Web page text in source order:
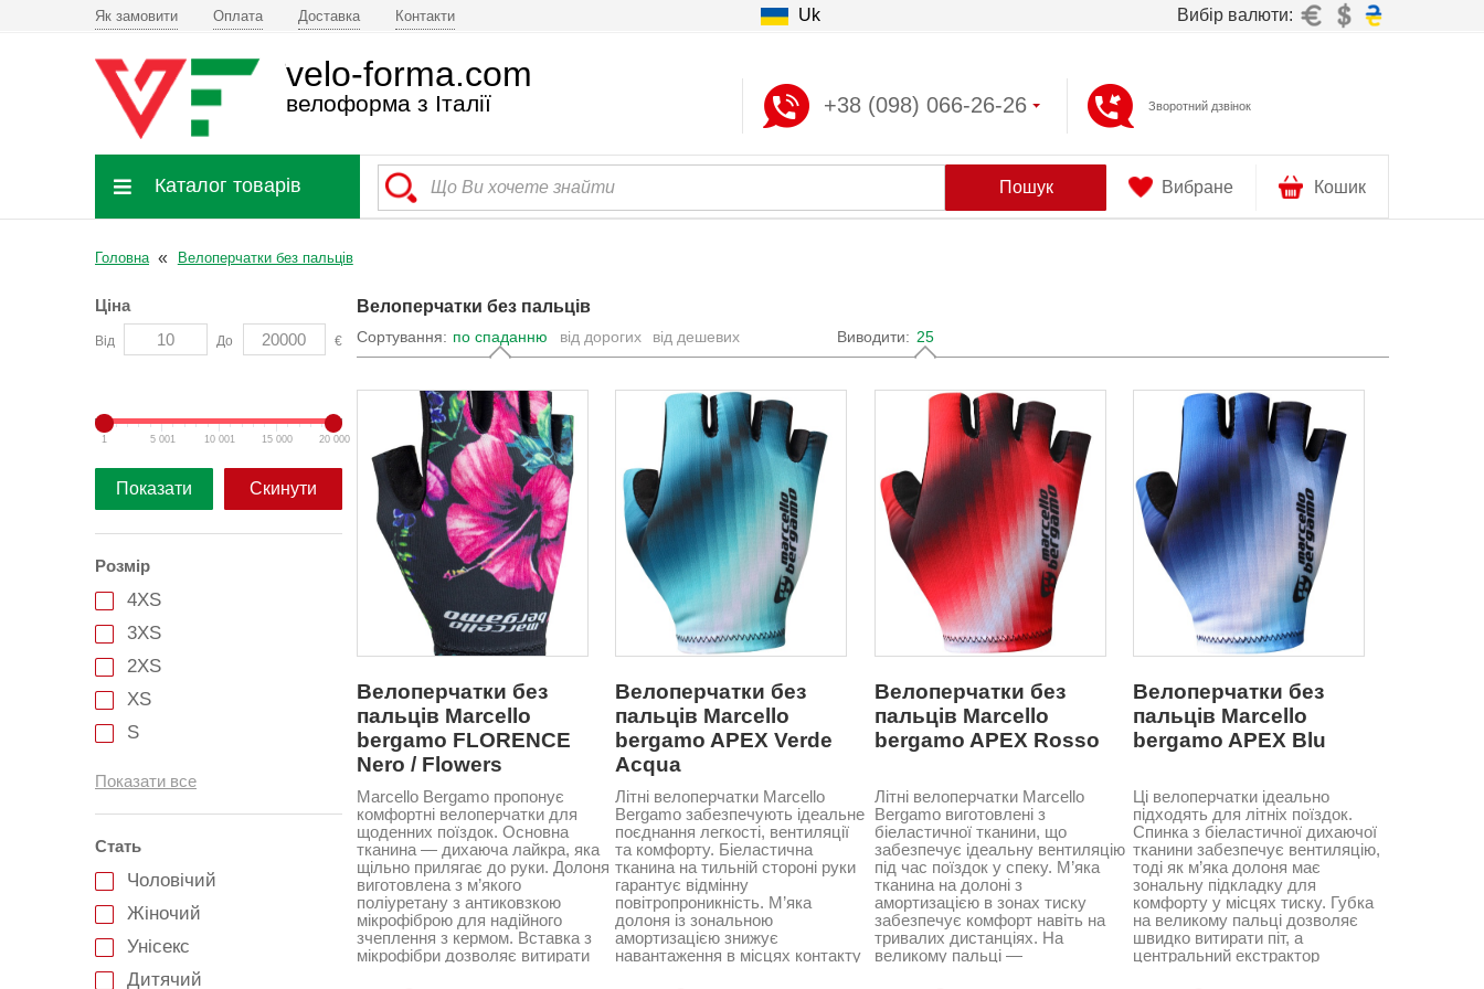
Як замовити Оплата Доставка Контакти Uk Вибір валюти:
velo-forma.com
велоформа з Італії +38 (098) 066-26-26 Зворотний дзвінок
Каталог товарів Пошук Вибране Кошик
Головна Велоперчатки без пальців
Ціна
Від До €
1 5 001 10 001 15 000 20 000
Показати Скинути
Розмір
4XS
3XS
2XS
XS
S
Показати все
Стать
Чоловічий
Жіночий
Унісекс
Дитячий
Велоперчатки без пальців
Сортування: по спаданню від дорогих від дешевих Виводити: 25
Велоперчатки без
пальців Marcello
bergamo FLORENCE
Nero / Flowers
Marcello Bergamo пропонує
комфортні велоперчатки для
щоденних поїздок. Основна
тканина — дихаюча лайкра, яка
щільно прилягає до руки. Долоня
виготовлена з м’якого
поліуретану з антиковзкою
мікрофіброю для надійного
зчеплення з кермом. Вставка з
мікрофібри дозволяє витирати
Велоперчатки без
пальців Marcello
bergamo APEX Verde
Acqua
Літні велоперчатки Marcello
Bergamo забезпечують ідеальне
поєднання легкості, вентиляції
та комфорту. Біеластична
тканина на тильній стороні руки
гарантує відмінну
повітропроникність. М’яка
долоня із зональною
амортизацією знижує
навантаження в місцях контакту
Велоперчатки без
пальців Marcello
bergamo APEX Rosso
Літні велоперчатки Marcello
Bergamo виготовлені з
біеластичної тканини, що
забезпечує ідеальну вентиляцію
під час поїздок у спеку. М’яка
тканина на долоні з
амортизацією в зонах тиску
забезпечує комфорт навіть на
тривалих дистанціях. На
великому пальці —
Велоперчатки без
пальців Marcello
bergamo APEX Blu
Ці велоперчатки ідеально
підходять для літніх поїздок.
Спинка з біеластичної дихаючої
тканини забезпечує вентиляцію,
тоді як м’яка долоня має
зональну підкладку для
комфорту у місцях тиску. Губка
на великому пальці дозволяє
швидко витирати піт, а
центральний екстрактор